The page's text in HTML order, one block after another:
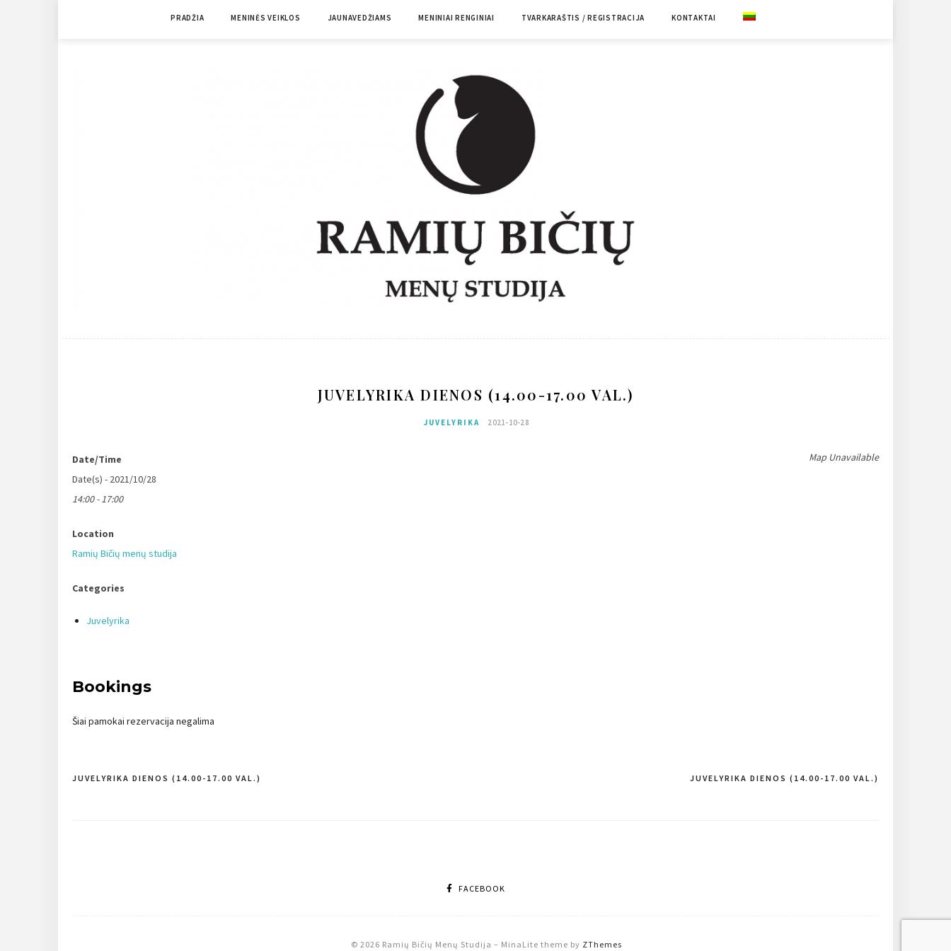
PRADŽIA MENINĖS VEIKLOS JAUNAVEDŽIAMS MENINIAI RENGINIAI TVARKARAŠTIS / REGISTRACIJA KONTAKTAI
JUVELYRIKA DIENOS (14.00-17.00 VAL.)
JUVELYRIKA 2021-10-28
Map Unavailable
Date/Time
Date(s) - 2021/10/28
14:00 - 17:00
Location
Ramių Bičių menų studija
Categories
Juvelyrika
Bookings
Šiai pamokai rezervacija negalima
Navigacija
JUVELYRIKA DIENOS (14.00-17.00 VAL.)
JUVELYRIKA DIENOS (14.00-17.00 VAL.)
FACEBOOK
© 2026 Ramių Bičių Menų Studija – MinaLite theme by ZThemes